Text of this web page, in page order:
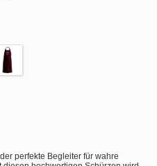
perfekte Begleiter für wahre